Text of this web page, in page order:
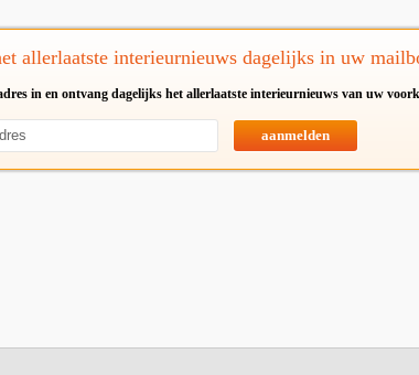
allerlaatste interieurnieuws dagelijks in uw
in en ontvang dagelijks het allerlaatste interieurnieuws van uw
aanmelden